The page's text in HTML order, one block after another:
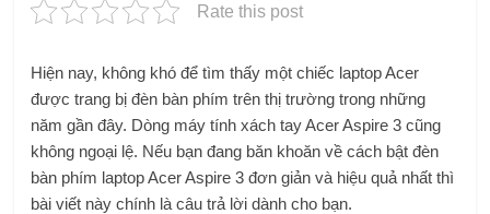
Rate this post
Hiện nay, không khó để tìm thấy một chiếc laptop Acer
được trang bị đèn bàn phím trên thị trường trong những
năm gần đây. Dòng máy tính xách tay Acer Aspire 3 cũng
không ngoại lệ. Nếu bạn đang băn khoăn về cách bật đèn
bàn phím laptop Acer Aspire 3 đơn giản và hiệu quả nhất thì
bài viết này chính là câu trả lời dành cho bạn.